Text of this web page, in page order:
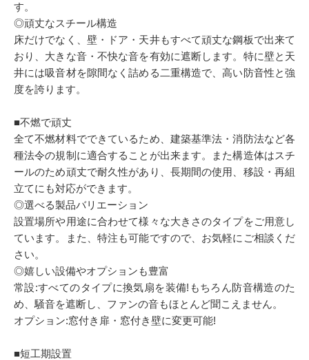
す。
◎頑丈なスチール構造
床だけでなく、壁・ドア・天井もすべて頑丈な鋼板で出来て
おり、大きな音・不快な音を有効に遮断します。特に壁と天
井には吸音材を隙間なく詰める二重構造で、高い防音性と強
度を誇ります。
■不燃で頑丈
全て不燃材料でできているため、建築基準法・消防法など各
種法令の規制に適合することが出来ます。また構造体はスチ
ールのため頑丈で耐久性があり、長期間の使用、移設・再組
立てにも対応ができます。
◎選べる製品バリエーション
設置場所や用途に合わせて様々な大きさのタイプをご用意し
ています。また、特注も可能ですので、お気軽にご相談くだ
さい。
◎嬉しい設備やオプションも豊富
常設:すべてのタイプに換気扇を装備!もちろん防音構造のた
め、騒音を遮断し、ファンの音もほとんど聞こえません。
オプション:窓付き扉・窓付き壁に変更可能!
■短工期設置